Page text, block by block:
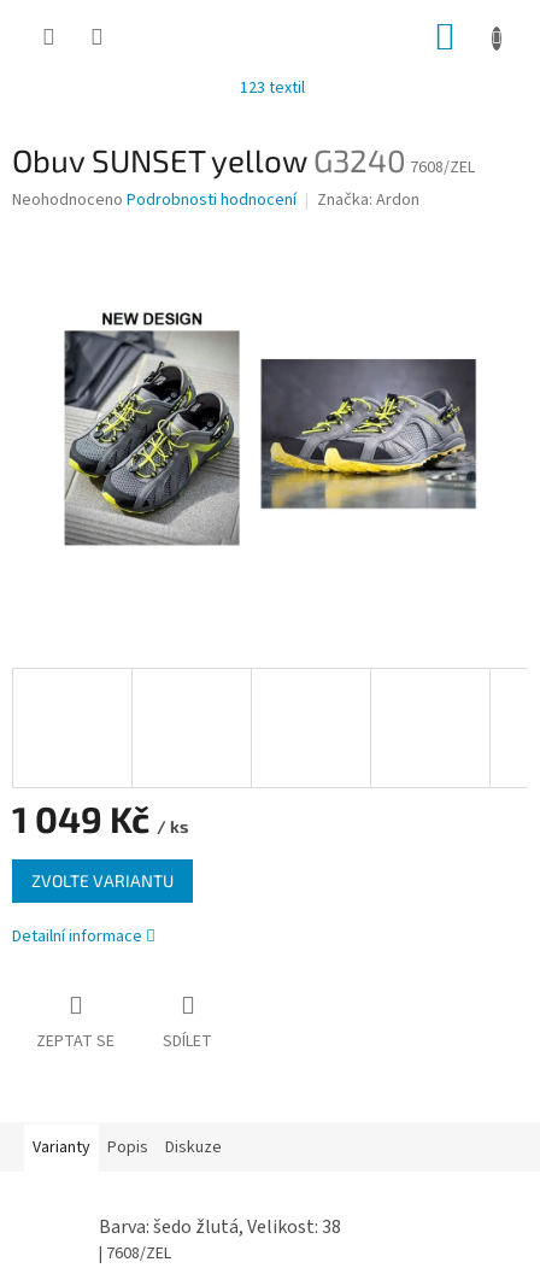
123 textil
Obuv SUNSET yellowG3240 7608/ZEL
Průměrné
hvězdiček.
Neohodnoceno Podrobnosti hodnocení Značka: Ardon
1 049 Kč / ks
Měrná
cena:
ZVOLTE VARIANTU
Detailní informace
ZEPTAT SE SDÍLET
Varianty Popis Diskuze
Barva: šedo žlutá, Velikost: 38
| 7608/ZEL